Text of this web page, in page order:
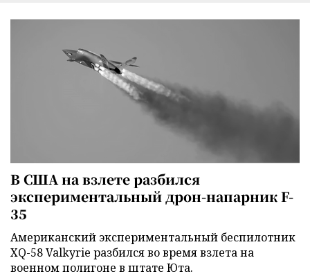
В США на взлете разбился
экспериментальный дрон-напарник F-
35
Американский экспериментальный беспилотник
XQ-58 Valkyrie разбился во время взлета на
военном полигоне в штате Юта.